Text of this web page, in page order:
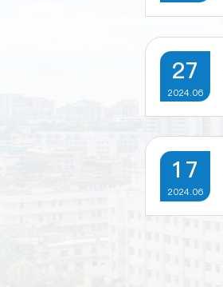
27
2024.06
17
2024.06